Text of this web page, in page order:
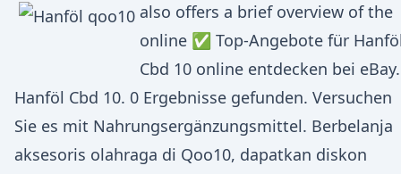
also offers a brief overview of the
online ✅ Top-Angebote für Hanföl
Cbd 10 online entdecken bei eBay.
Hanföl Cbd 10. 0 Ergebnisse gefunden. Versuchen
Sie es mit Nahrungsergänzungsmittel. Berbelanja
aksesoris olahraga di Qoo10, dapatkan diskon